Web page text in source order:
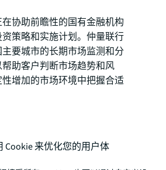
协助前瞻性的国有金融机构
策略和实施计划。仲量联行
要城市的长期市场监测和分
助客户判断市场趋势和风
增加的市场环境中把握合适
Cookie 来优化您的用户体